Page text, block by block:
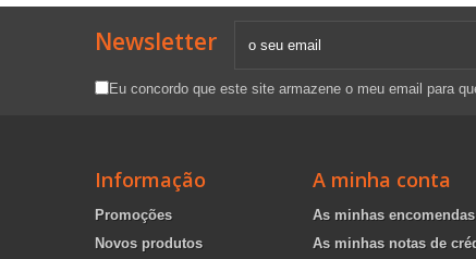
Newsletter
Eu concordo que este site armazene o meu email para
Informação
Promoções
Novos produtos
A minha conta
As minhas encomendas
As minhas notas de